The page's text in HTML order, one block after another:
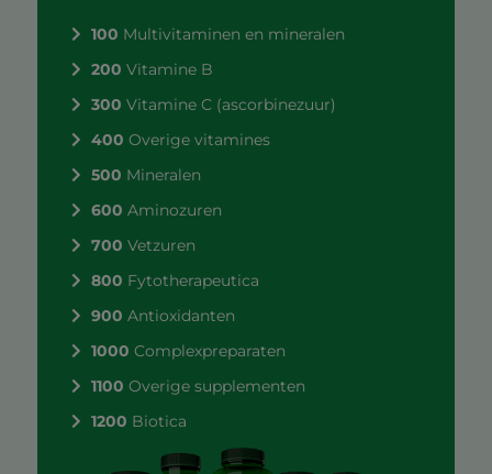
100 Multivitaminen en mineralen
200Vitamine B
300Vitamine C (ascorbinezuur)
400Overige vitamines
500 Mineralen
600Aminozuren
700Vetzuren
800 Fytotherapeutica
900Antioxidanten
1000Complexpreparaten
1100Overige supplementen
1200 Biotica